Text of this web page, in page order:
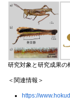
研究対象と研究成果の
＜関連情報＞
https://